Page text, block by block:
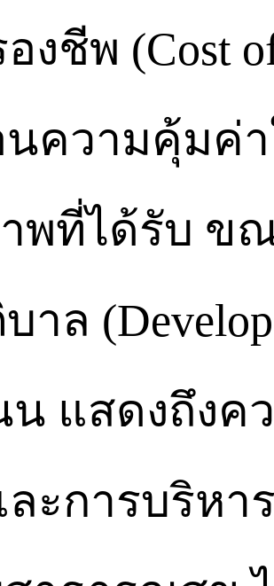
งชีพ (Cost
ความคุ้มค่า
พที่ได้รับ ข
าล
แสดงถึงค
ะการบริหา